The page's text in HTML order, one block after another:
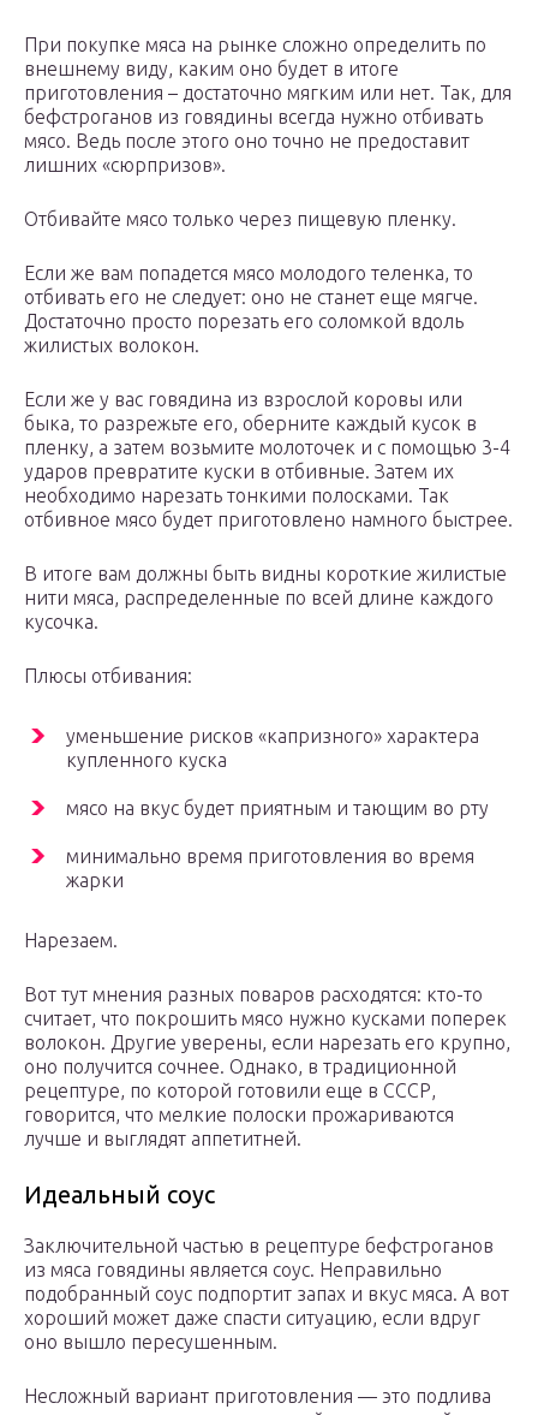
При покупке мяса на рынке сложно определить по
внешнему виду, каким оно будет в итоге
приготовления – достаточно мягким или нет. Так, для
бефстроганов из говядины всегда нужно отбивать
мясо. Ведь после этого оно точно не предоставит
лишних «сюрпризов».
Отбивайте мясо только через пищевую пленку.
Если же вам попадется мясо молодого теленка, то
отбивать его не следует: оно не станет еще мягче.
Достаточно просто порезать его соломкой вдоль
жилистых волокон.
Если же у вас говядина из взрослой коровы или
быка, то разрежьте его, оберните каждый кусок в
пленку, а затем возьмите молоточек и с помощью 3-4
ударов превратите куски в отбивные. Затем их
необходимо нарезать тонкими полосками. Так
отбивное мясо будет приготовлено намного быстрее.
В итоге вам должны быть видны короткие жилистые
нити мяса, распределенные по всей длине каждого
кусочка.
Плюсы отбивания:
уменьшение рисков «капризного» характера
купленного куска
мясо на вкус будет приятным и тающим во рту
минимально время приготовления во время
жарки
Нарезаем.
Вот тут мнения разных поваров расходятся: кто-то
считает, что покрошить мясо нужно кусками поперек
волокон. Другие уверены, если нарезать его крупно,
оно получится сочнее. Однако, в традиционной
рецептуре, по которой готовили еще в СССР,
говорится, что мелкие полоски прожариваются
лучше и выглядят аппетитней.
Идеальный соус
Заключительной частью в рецептуре бефстроганов
из мяса говядины является соус. Неправильно
подобранный соус подпортит запах и вкус мяса. А вот
хороший может даже спасти ситуацию, если вдруг
оно вышло пересушенным.
Несложный вариант приготовления — это подлива